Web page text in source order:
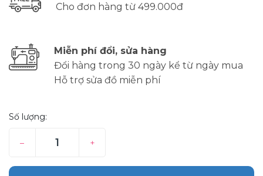
Cho đơn hàng từ 499.000đ
Miễn phí đổi, sửa hàng
Đổi hàng trong 30 ngày kể từ ngày mua
Hỗ trợ sửa đồ miễn phí
Số lượng:
– +